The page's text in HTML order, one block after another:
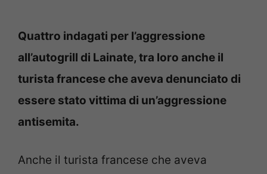
Quattro indagati per l’aggressione
all’autogrill di Lainate, tra loro anche il
turista francese che aveva denunciato di
essere stato vittima di un’aggressione
antisemita.
Anche il turista francese che aveva